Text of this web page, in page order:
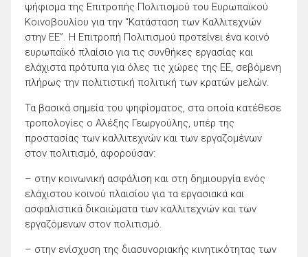
ψήφισμα της Επιτροπής Πολιτισμού του Ευρωπαϊκού
Κοινοβουλίου για την “Κατάσταση των Καλλιτεχνών
στην ΕΕ”. Η Επιτροπή Πολιτισμού προτείνει ένα κοινό
ευρωπαϊκό πλαίσιο για τις συνθήκες εργασίας και
ελάχιστα πρότυπα για όλες τις χώρες της ΕΕ, σεβόμενη
πλήρως την πολιτιστική πολιτική των κρατών μελών.
Τα βασικά σημεία του ψηφίσματος, στα οποία κατέθεσε
τροπολογίες ο Αλέξης Γεωργούλης, υπέρ της
προστασίας των καλλιτεχνών και των εργαζομένων
στον πολιτισμό, αφορούσαν:
– στην κοινωνική ασφάλιση και στη δημιουργία ενός
ελάχιστου κοινού πλαισίου για τα εργασιακά και
ασφαλιστικά δικαιώματα των καλλιτεχνών και των
εργαζόμενων στον πολιτισμό.
– στην ενίσχυση της διασυνοριακής κινητικότητας των